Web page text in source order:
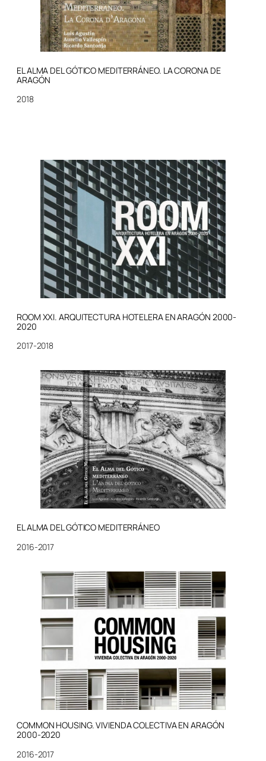
EL ALMA DEL GÓTICO MEDITERRÁNEO. LA CORONA DE
ARAGÓN
2018
ROOM XXI. ARQUITECTURA HOTELERA EN ARAGÓN 2000-
2020
2017-2018
EL ALMA DEL GÓTICO MEDITERRÁNEO
2016-2017
COMMON HOUSING. VIVIENDA COLECTIVA EN ARAGÓN
2000-2020
2016-2017